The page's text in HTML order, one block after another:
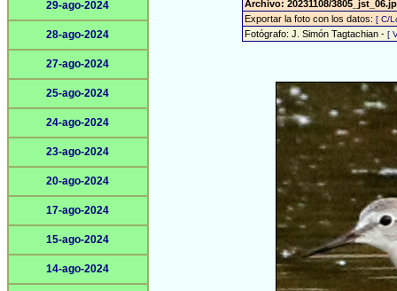
29-ago-2024
28-ago-2024
27-ago-2024
25-ago-2024
24-ago-2024
23-ago-2024
20-ago-2024
17-ago-2024
15-ago-2024
14-ago-2024
Archivo: 20231108/
Exportar la foto con los datos: [ C/
Fotógrafo: J. Simón Tagtachian - [